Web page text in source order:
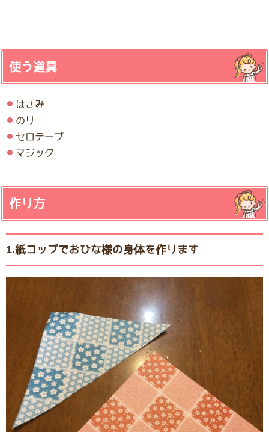
使う道具
はさみ
のり
セロテープ
マジック
作り方
1.紙コップでおひな様の身体を作ります